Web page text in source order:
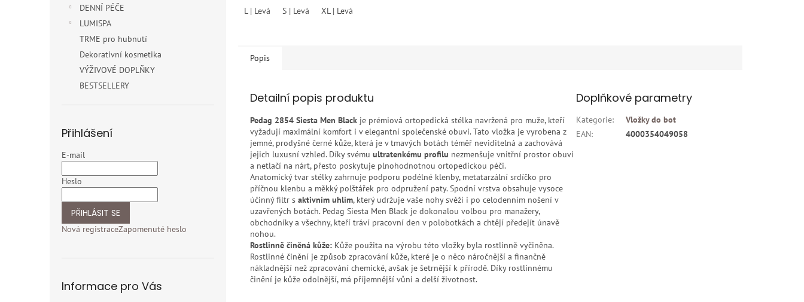
DENNÍ PÉČE
LUMISPA
TRME pro hubnutí
Dekorativní kosmetika
VÝŽIVOVÉ DOPLŇKY
BESTSELLERY
Přihlášení
E-mail
Heslo
PŘIHLÁSIT SE
Nová registraceZapomenuté heslo
Informace pro Vás
L | Levá S | Levá XL | Levá
Popis
Detailní popis produktu
Pedag 2854 Siesta Men Black je prémiová ortopedická stélka navržená pro muže, kteří
vyžadují maximální komfort i v elegantní společenské obuvi. Tato vložka je vyrobena z
jemné, prodyšné černé kůže, která je v tmavých botách téměř neviditelná a zachovává
jejich luxusní vzhled. Díky svému ultratenkému profilu nezmenšuje vnitřní prostor obuvi
a netlačí na nárt, přesto poskytuje plnohodnotnou ortopedickou péči.
Anatomický tvar stélky zahrnuje podporu podélné klenby, metatarzální srdíčko pro
příčnou klenbu a měkký polštářek pro odpružení paty. Spodní vrstva obsahuje vysoce
účinný filtr s aktivním uhlím, který udržuje vaše nohy svěží i po celodenním nošení v
uzavřených botách. Pedag Siesta Men Black je dokonalou volbou pro manažery,
obchodníky a všechny, kteří tráví pracovní den v polobotkách a chtějí předejít únavě
nohou.
Rostlinně činěná kůže: Kůže použita na výrobu této vložky byla rostlinně vyčiněna.
Rostlinné činění je způsob zpracování kůže, které je o něco náročnější a finančně
nákladnější než zpracování chemické, avšak je šetrnější k přírodě. Díky rostlinnému
činění je kůže odolnější, má příjemnější vůni a delší životnost.
Doplňkové parametry
Kategorie:
Vložky do bot
EAN: 4000354049058